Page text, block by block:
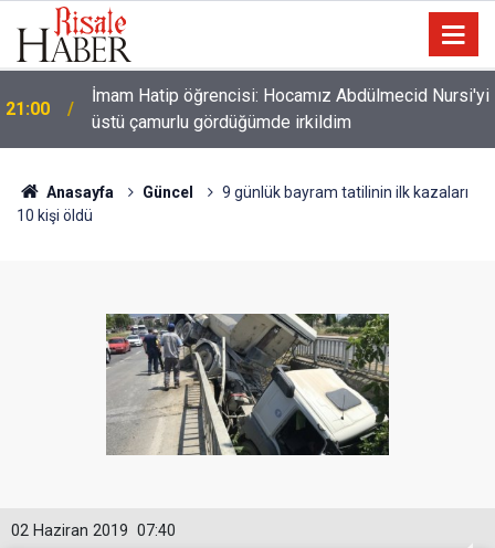
21:00
İmam Hatip öğrencisi: Hocamız Abdülmecid Nursi'yi
üstü çamurlu gördüğümde irkildim
Anasayfa Güncel
9 günlük bayram tatilinin ilk kazaları
10 kişi öldü
07:40
02 Haziran 2019